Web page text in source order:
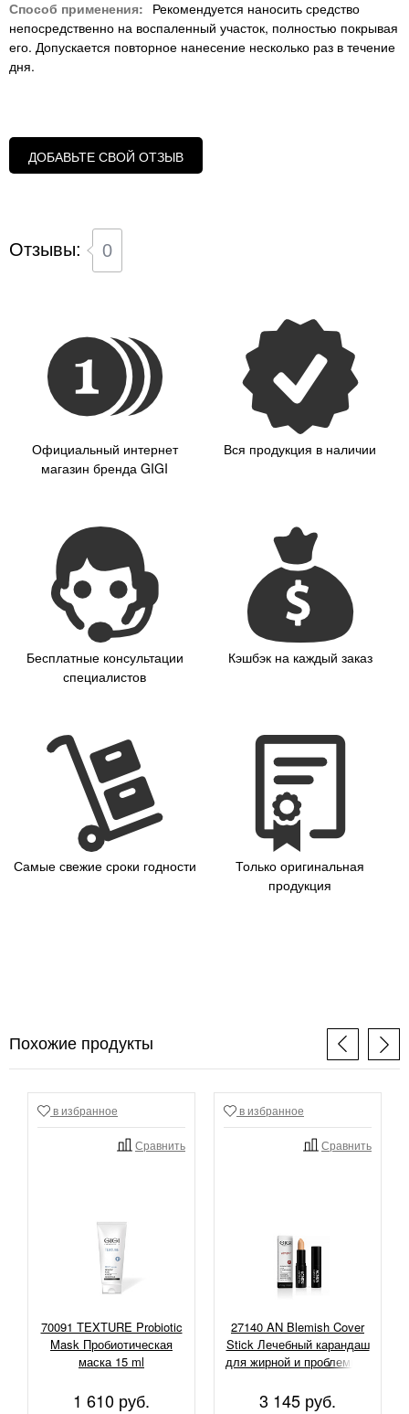
Способ применения: Рекомендуется наносить средство
непосредственно на воспаленный участок, полностью покрывая
его. Допускается повторное нанесение несколько раз в течение
дня.
ДОБАВЬТЕ СВОЙ ОТЗЫВ
Отзывы: 0
Официальный интернет
магазин бренда GIGI
Вся продукция в наличии
Бесплатные консультации
специалистов
Кэшбэк на каждый заказ
Самые свежие сроки годности
Только оригинальная
продукция
Похожие продукты
в избранное
Сравнить
70091 TEXTURE Probiotic
Mask Пробиотическая
маска 15 ml
1 610 руб.
в избранное
Сравнить
27140 AN Blemish Cover
Stick Лечебный карандаш
для жирной и проблемной
3 145 руб.